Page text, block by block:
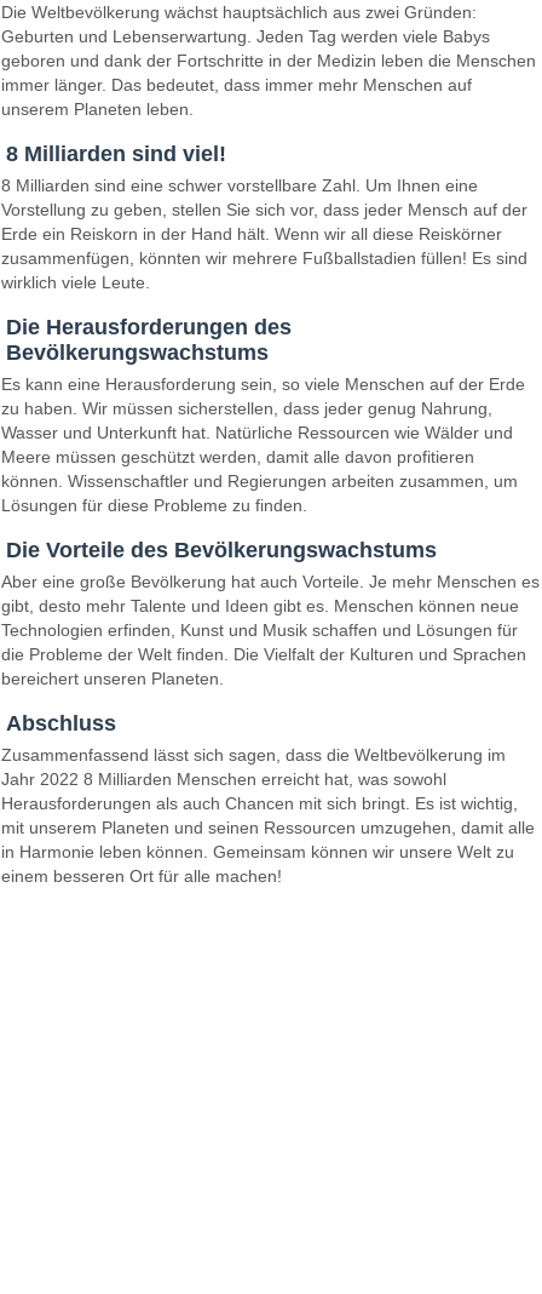
Die Weltbevölkerung wächst hauptsächlich aus zwei Gründen:
Geburten und Lebenserwartung. Jeden Tag werden viele Babys
geboren und dank der Fortschritte in der Medizin leben die Menschen
immer länger. Das bedeutet, dass immer mehr Menschen auf
unserem Planeten leben.
8 Milliarden sind viel!
8 Milliarden sind eine schwer vorstellbare Zahl. Um Ihnen eine
Vorstellung zu geben, stellen Sie sich vor, dass jeder Mensch auf der
Erde ein Reiskorn in der Hand hält. Wenn wir all diese Reiskörner
zusammenfügen, könnten wir mehrere Fußballstadien füllen! Es sind
wirklich viele Leute.
Die Herausforderungen des
Bevölkerungswachstums
Es kann eine Herausforderung sein, so viele Menschen auf der Erde
zu haben. Wir müssen sicherstellen, dass jeder genug Nahrung,
Wasser und Unterkunft hat. Natürliche Ressourcen wie Wälder und
Meere müssen geschützt werden, damit alle davon profitieren
können. Wissenschaftler und Regierungen arbeiten zusammen, um
Lösungen für diese Probleme zu finden.
Die Vorteile des Bevölkerungswachstums
Aber eine große Bevölkerung hat auch Vorteile. Je mehr Menschen es
gibt, desto mehr Talente und Ideen gibt es. Menschen können neue
Technologien erfinden, Kunst und Musik schaffen und Lösungen für
die Probleme der Welt finden. Die Vielfalt der Kulturen und Sprachen
bereichert unseren Planeten.
Abschluss
Zusammenfassend lässt sich sagen, dass die Weltbevölkerung im
Jahr 2022 8 Milliarden Menschen erreicht hat, was sowohl
Herausforderungen als auch Chancen mit sich bringt. Es ist wichtig,
mit unserem Planeten und seinen Ressourcen umzugehen, damit alle
in Harmonie leben können. Gemeinsam können wir unsere Welt zu
einem besseren Ort für alle machen!